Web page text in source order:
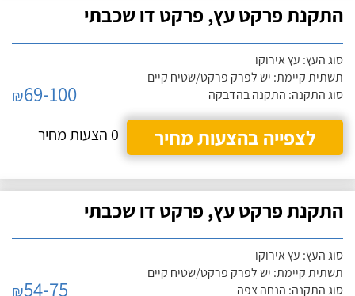
התקנת פרקט עץ, פרקט דו שכבתי
סוג העץ: עץ אירוקו
תשתית קיימת: יש לפרק פרקט/שטיח קיים
סוג התקנה: התקנה בהדבקה
₪69-100
לצפייה בהצעות מחיר
0 הצעות מחיר
התקנת פרקט עץ, פרקט דו שכבתי
סוג העץ: עץ אירוקו
תשתית קיימת: יש לפרק פרקט/שטיח קיים
סוג התקנה: הנחה צפה
₪54-75